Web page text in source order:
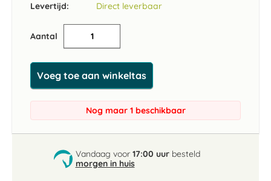
Levertijd: Direct leverbaar
Aantal
Voeg toe aan winkeltas
Nog maar 1 beschikbaar
Vandaag voor 17:00 uurbesteld
morgen in huis